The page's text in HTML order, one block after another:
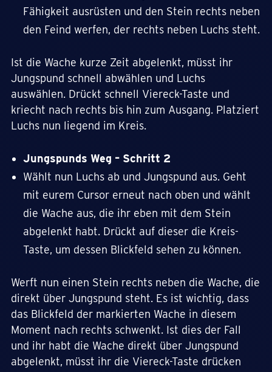
Fähigkeit ausrüsten und den Stein rechts neben
den Feind werfen, der rechts neben Luchs steht.
Ist die Wache kurze Zeit abgelenkt, müsst ihr
Jungspund schnell abwählen und Luchs
auswählen. Drückt schnell Viereck-Taste und
kriecht nach rechts bis hin zum Ausgang. Platziert
Luchs nun liegend im Kreis.
Jungspunds Weg – Schritt 2
Wählt nun Luchs ab und Jungspund aus. Geht
mit eurem Cursor erneut nach oben und wählt
die Wache aus, die ihr eben mit dem Stein
abgelenkt habt. Drückt auf dieser die Kreis-
Taste, um dessen Blickfeld sehen zu können.
Werft nun einen Stein rechts neben die Wache, die
direkt über Jungspund steht. Es ist wichtig, dass
das Blickfeld der markierten Wache in diesem
Moment nach rechts schwenkt. Ist dies der Fall
und ihr habt die Wache direkt über Jungspund
abgelenkt, müsst ihr die Viereck-Taste drücken